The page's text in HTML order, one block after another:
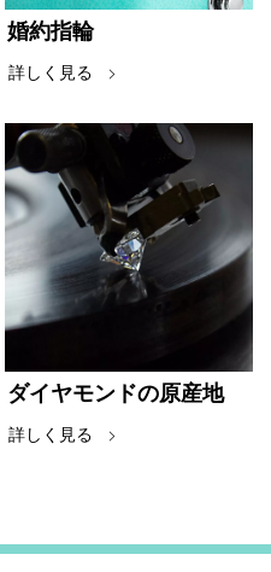
婚約指輪
詳しく見る
ダイヤモンドの原産地
詳しく見る